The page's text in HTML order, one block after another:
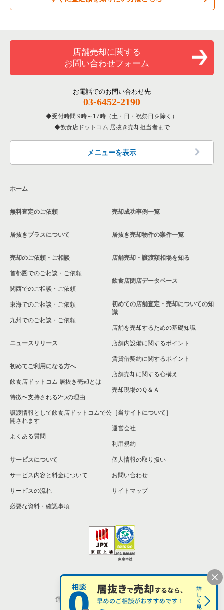
洋食の居抜き売却物件の案件一覧
その他の居抜き売却物件の案件一覧
大阪市東住吉区の飲食店の居抜き売却物件の案件一覧
門真市の飲食店の居抜き売却物件の案件一覧
大阪市天王寺区の飲食店の居抜き売却物件の案件一覧
高石市の飲食店の居抜き売却物件の案件一覧
大阪市鶴見区の飲食店の居抜き売却物件の案件一覧
大阪市浪速区の飲食店の居抜き売却物件の案件一覧
八尾市の飲食店の居抜き売却物件の案件一覧
大東市の飲食店の居抜き売却物件の案件一覧
箕面市の飲食店の居抜き売却物件の案件一覧
大阪市淀川区の飲食店の居抜き売却物件の案件一覧
大阪市東成区の飲食店の居抜き売却物件の案件一覧
大阪市城東区の飲食店の居抜き売却物件の案件一覧
大阪市旭区の飲食店の居抜き売却物件の案件一覧
和泉市の飲食店の居抜き売却物件の案件一覧
池田市の飲食店の居抜き売却物件の案件一覧
大阪市大正区の飲食店の居抜き売却物件の案件一覧
大阪市平野区の飲食店の居抜き売却物件の案件一覧
大阪市住吉区の飲食店の居抜き売却物件の案件一覧
柏原市の飲食店の居抜き売却物件の案件一覧
松原市の飲食店の居抜き売却物件の案件一覧
大阪府のバーの居抜き売却物件の案件一覧
大阪府の居酒屋・ダイニングバーの居抜き売却物件の案件一覧
大阪府の和食の居抜き売却物件の案件一覧
大阪府の洋食の居抜き売却物件の案件一覧
大阪府のその他の居抜き売却物件の案件一覧
店舗売却に関する
お問い合わせフォーム
お電話でのお問い合わせ先
03-6452-2190
受付時間 9時～17時（土・日・祝祭日を除く）
飲食店ドットコム 居抜き売却担当者まで
メニューを表示
ホーム
無料査定のご依頼
居抜きプラスについて
売却のご依頼・ご相談
首都圏でのご相談・ご依頼
関西でのご相談・ご依頼
東海でのご相談・ご依頼
九州でのご相談・ご依頼
ニュースリリース
初めてご利用になる方へ
飲食店ドットコム 居抜き売却とは
特徴〜支持される2つの理由
譲渡情報として飲食店ドットコムで公
開されます
よくある質問
サービスについて
サービス内容と料金について
サービスの流れ
必要な資料・確認事項
売却成功事例一覧
居抜き売却物件の案件一覧
店舗売却・譲渡額相場を知る
飲食店閉店データベース
初めての店舗査定・売却についての知
識
店舗を売却するための基礎知識
店舗内設備に関するポイント
賃貸借契約に関するポイント
店舗売却に関する心構え
売却現場のＱ＆Ａ
［当サイトについて］
運営会社
利用規約
個人情報の取り扱い
お問い合わせ
サイトマップ
個人情報の取扱い
運営会社 株式会社シンクロ・フード